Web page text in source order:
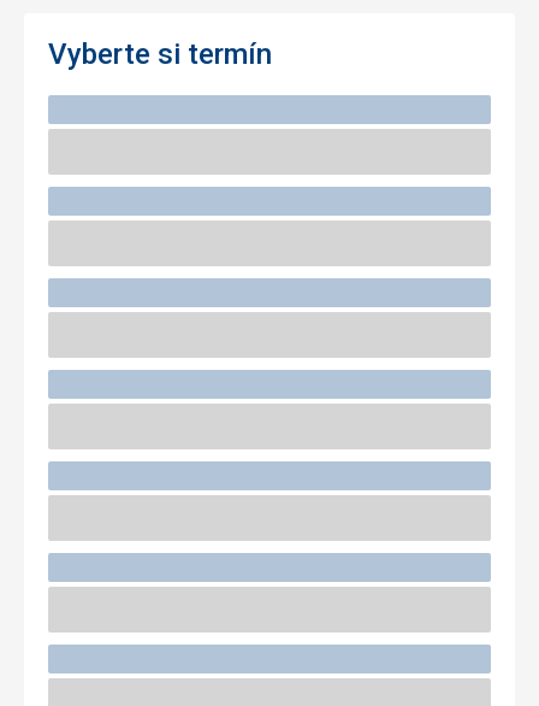
Vyberte si termín